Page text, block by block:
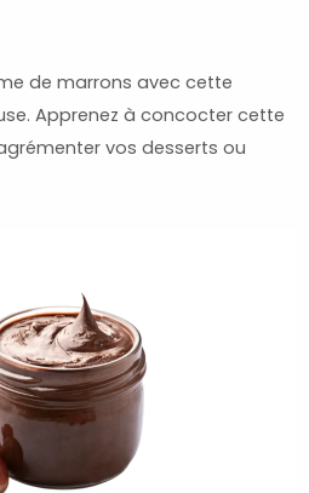
de marrons avec cette
Apprenez à concocter cette
vos desserts ou